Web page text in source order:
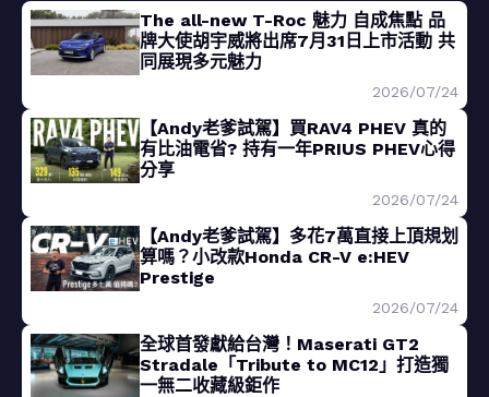
The all-new T-Roc 魅力 自成焦點 品
牌大使胡宇威將出席7月31日上市活動 共
同展現多元魅力
2026/07/24
【Andy老爹試駕】買RAV4 PHEV 真的
有比油電省? 持有一年PRIUS PHEV心得
分享
2026/07/24
【Andy老爹試駕】多花7萬直接上頂規划
算嗎？小改款Honda CR-V e:HEV
Prestige
2026/07/24
全球首發獻給台灣！Maserati GT2
Stradale「Tribute to MC12」打造獨
一無二收藏級鉅作